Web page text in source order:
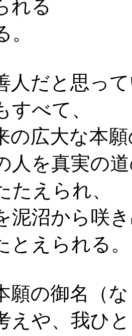
れる
人だと思っ
すべて、
の広大な本
人を真実の
たえられ、
泥沼から咲
とえられる。
願の御名（
えや、我ひ